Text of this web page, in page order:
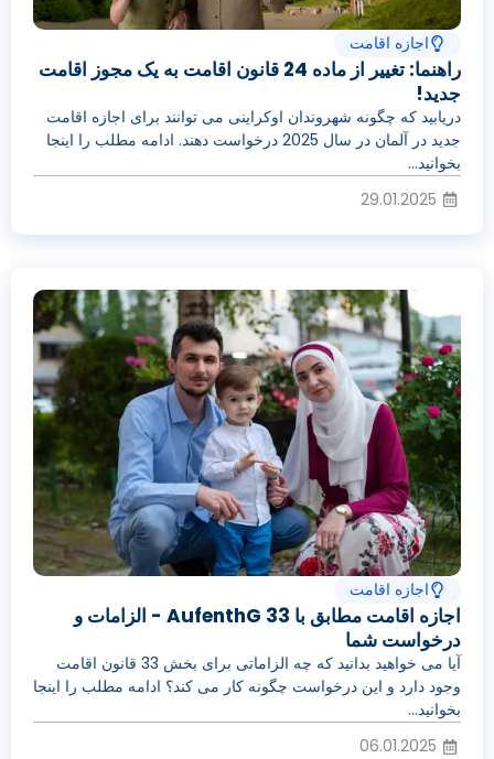
اجازه اقامت
راهنما: تغییر از ماده 24 قانون اقامت به یک مجوز اقامت
جدید!
دریابید که چگونه شهروندان اوکراینی می توانند برای اجازه اقامت
جدید در آلمان در سال 2025 درخواست دهند. ادامه مطلب را اینجا
بخوانید...
29.01.2025
اجازه اقامت
اجازه اقامت مطابق با 33 AufenthG - الزامات و
درخواست شما
آیا می خواهید بدانید که چه الزاماتی برای بخش 33 قانون اقامت
وجود دارد و این درخواست چگونه کار می کند؟ ادامه مطلب را اینجا
بخوانید...
06.01.2025